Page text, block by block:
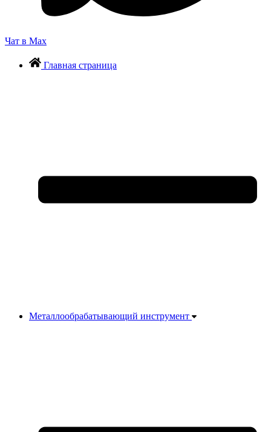
Чат в Max
Главная страница
Металлообрабатывающий инструмент